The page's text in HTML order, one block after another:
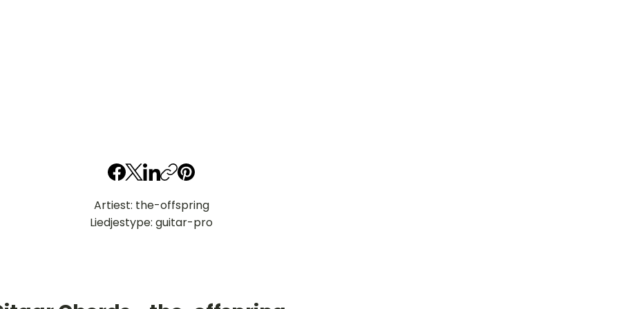
Artiest: the-offspring
Liedjestype: guitar-pro